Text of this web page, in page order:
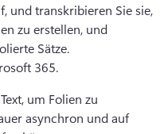
und transkribieren Sie sie,
zu erstellen, und
Sätze.
a new tab)
365.
um Folien zu
asynchron und auf